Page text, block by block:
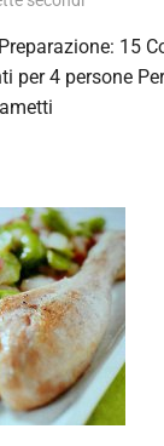
15
per 4 persone